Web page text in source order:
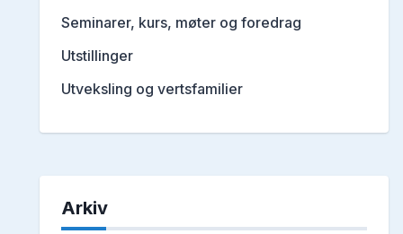
Seminarer, kurs, møter og foredrag
Utstillinger
Utveksling og vertsfamilier
Arkiv